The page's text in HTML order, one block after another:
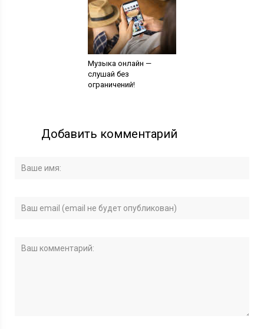
Музыка онлайн —
слушай без
ограничений!
Добавить комментарий